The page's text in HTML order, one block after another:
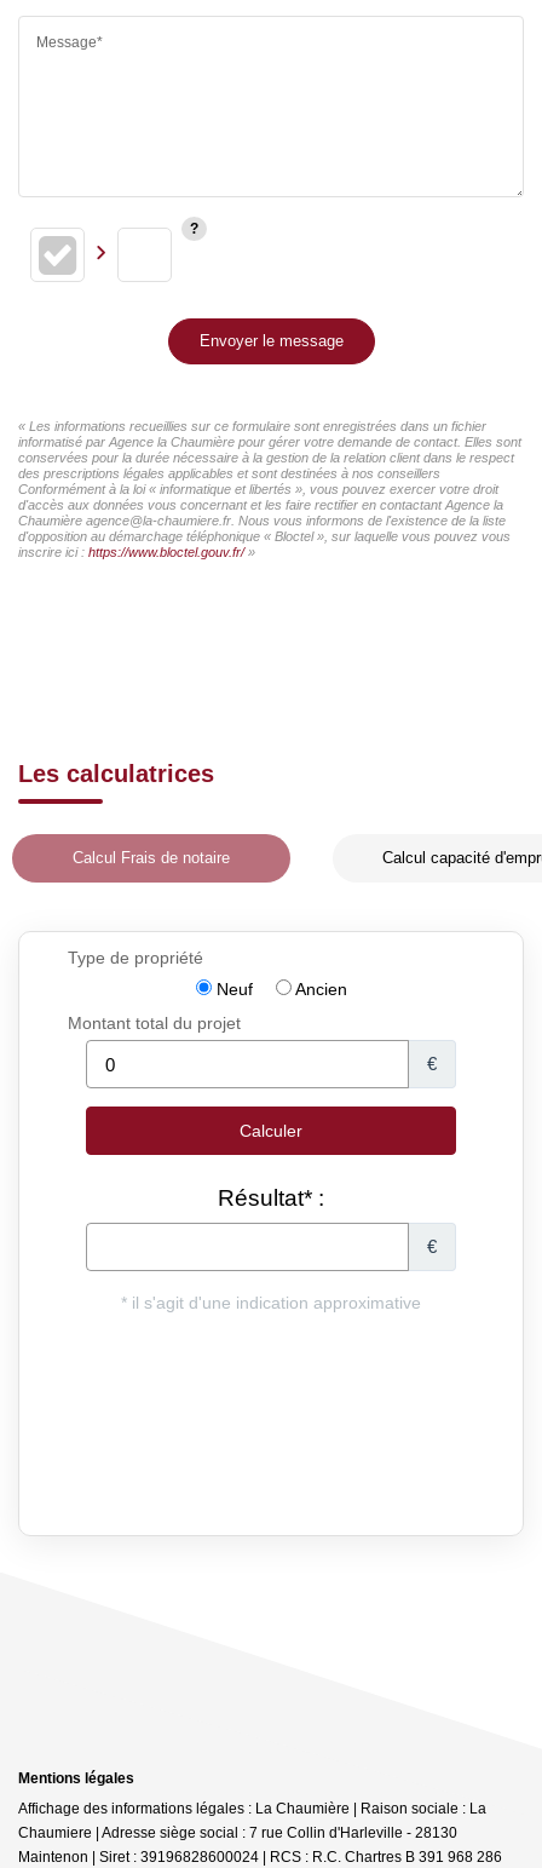
Message*
Envoyer le message
« Les informations recueillies sur ce formulaire sont enregistrées dans un fichier
informatisé par Agence la Chaumière pour gérer votre demande de contact. Elles sont
conservées pour la durée nécessaire à la gestion de la relation client dans le respect
des prescriptions légales applicables et sont destinées à nos conseillers
Conformément à la loi « informatique et libertés », vous pouvez exercer votre droit
d'accès aux données vous concernant et les faire rectifier en contactant Agence la
Chaumière agence@la-chaumiere.fr. Nous vous informons de l'existence de la liste
d'opposition au démarchage téléphonique « Bloctel », sur laquelle vous pouvez vous
inscrire ici : https://www.bloctel.gouv.fr/»
Les calculatrices
Calcul Frais de notaire Calcul capacité
Mentions légales
Affichage des informations légales : La Chaumière | Raison sociale : La
Chaumiere | Adresse siège social : 7 rue Collin d'Harleville - 28130
Maintenon | Siret : 39196828600024 | RCS : R.C. Chartres B 391 968 286